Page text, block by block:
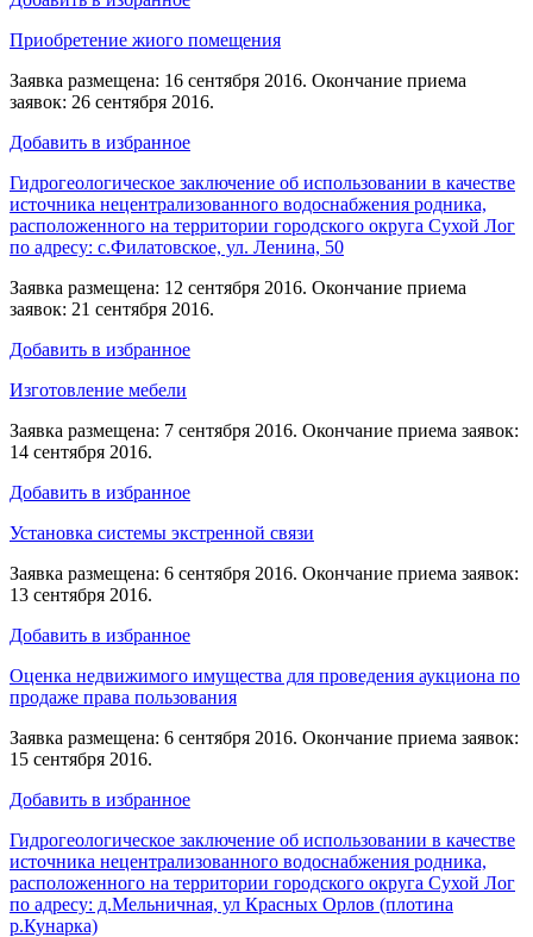
Приобретение жиого помещения
Заявка размещена: 16 сентября 2016. Окончание приема
заявок: 26 сентября 2016.
Добавить в избранное
Гидрогеологическое заключение об использовании в качестве
источника нецентрализованного водоснабжения родника,
расположенного на территории городского округа Сухой Лог
по адресу: с.Филатовское, ул. Ленина, 50
Заявка размещена: 12 сентября 2016. Окончание приема
заявок: 21 сентября 2016.
Добавить в избранное
Изготовление мебели
Заявка размещена: 7 сентября 2016. Окончание приема заявок:
14 сентября 2016.
Добавить в избранное
Установка системы экстренной связи
Заявка размещена: 6 сентября 2016. Окончание приема заявок:
13 сентября 2016.
Добавить в избранное
Оценка недвижимого имущества для проведения аукциона по
продаже права пользования
Заявка размещена: 6 сентября 2016. Окончание приема заявок:
15 сентября 2016.
Добавить в избранное
Гидрогеологическое заключение об использовании в качестве
источника нецентрализованного водоснабжения родника,
расположенного на территории городского округа Сухой Лог
по адресу: д.Мельничная, ул Красных Орлов (плотина
р.Кунарка)